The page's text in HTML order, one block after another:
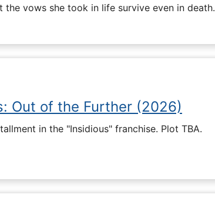
the vows she took in life survive even in death.
Out of the Further (2026)
in the "Insidious" franchise. Plot TBA.